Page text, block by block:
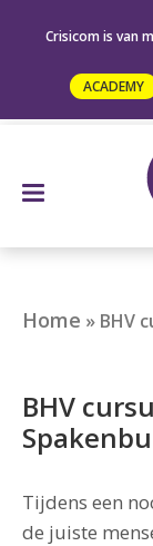
Crisicom is van
ACADEMY
Home » BHV
BHV
Tijdens een
de juiste